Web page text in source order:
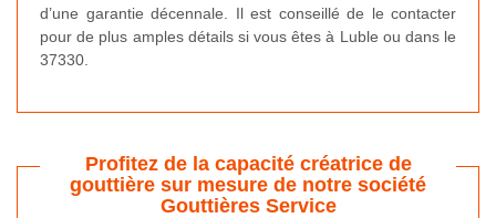
d’une garantie décennale. Il est conseillé de le contacter
pour de plus amples détails si vous êtes à Luble ou dans le
37330.
Profitez de la capacité créatrice de
gouttière sur mesure de notre société
Gouttières Service